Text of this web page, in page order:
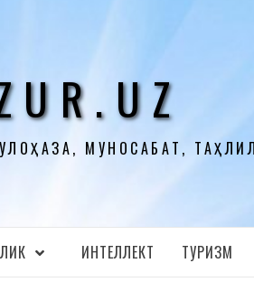
МУНОСАБАТ,
ИНТЕЛЛЕКТ ТУРИЗМ